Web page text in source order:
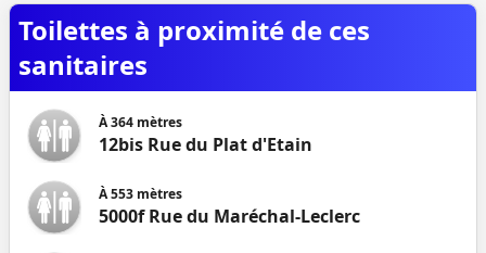
Toilettes à proximité de ces
sanitaires
À364 mètres
12bis Rue du Plat d'Etain
À553 mètres
5000f Rue du Maréchal-Leclerc